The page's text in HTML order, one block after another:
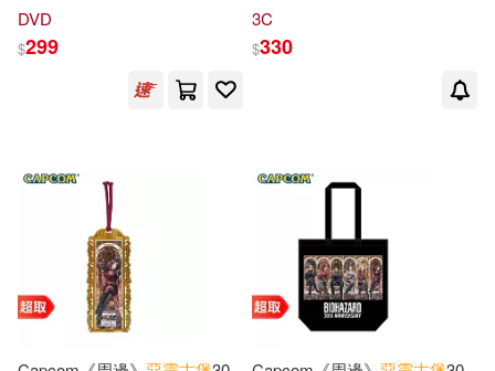
The Final Chapter 3D+2D)
DVD
$299
CAPCOM 卡普空 * 台灣代理
3C
$330